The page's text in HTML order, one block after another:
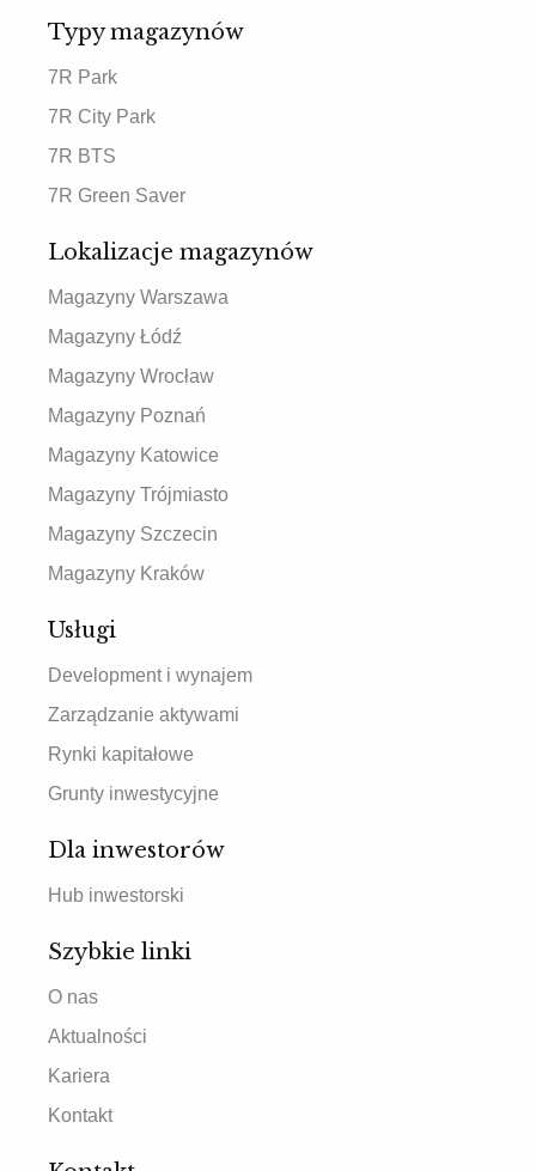
Typy magazynów
7R Park
7R City Park
7R BTS
7R Green Saver
Lokalizacje magazynów
Magazyny Warszawa
Magazyny Łódź
Magazyny Wrocław
Magazyny Poznań
Magazyny Katowice
Magazyny Trójmiasto
Magazyny Szczecin
Magazyny Kraków
Usługi
Development i wynajem
Zarządzanie aktywami
Rynki kapitałowe
Grunty inwestycyjne
Dla inwestorów
Hub inwestorski
Szybkie linki
O nas
Aktualności
Kariera
Kontakt